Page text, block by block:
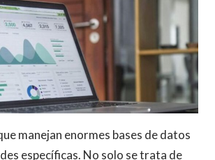
manejan enormes bases de datos
específicas. No solo se trata de